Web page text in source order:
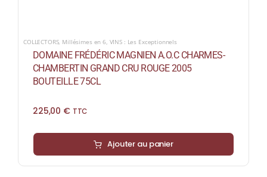
COLLECTORS, Millésimes en 6, VINS : Les Exceptionnels
DOMAINE FRÉDÉRIC MAGNIEN A.O.C CHARMES-
CHAMBERTIN GRAND CRU ROUGE 2005
BOUTEILLE 75CL
225,00 € TTC
Ajouter au panier